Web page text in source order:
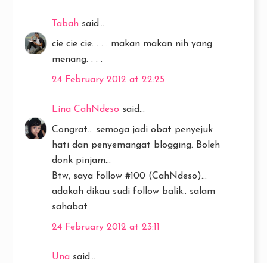
Tabah said...
cie cie cie. . . . makan makan nih yang
menang. . . .
24 February 2012 at 22:25
Lina CahNdeso said...
Congrat... semoga jadi obat penyejuk
hati dan penyemangat blogging. Boleh
donk pinjam...
Btw, saya follow #100 (CahNdeso)...
adakah dikau sudi follow balik.. salam
sahabat
24 February 2012 at 23:11
Una said...